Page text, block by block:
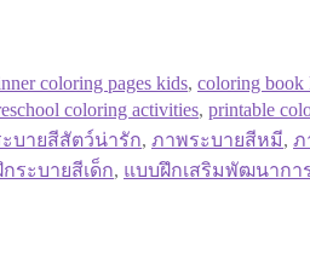
coloring pages kids, coloring book
coloring activities, printable
บายสีสัตว์น่ารัก, ภาพระบายสีหมี, ภ
ระบายสีเด็ก, แบบฝึกเสริมพัฒนากา